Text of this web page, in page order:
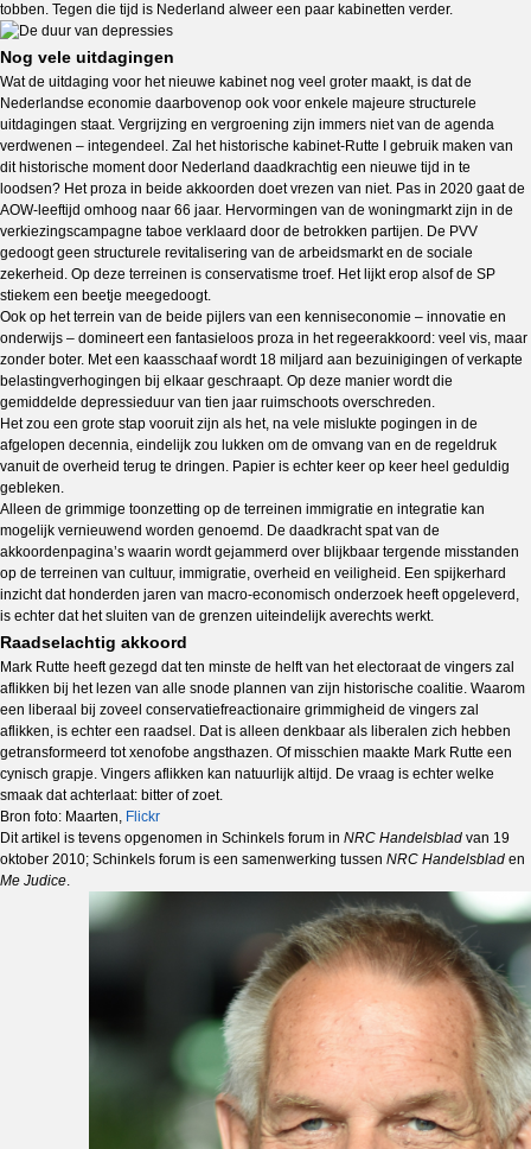
tobben. Tegen die tijd is Nederland alweer een paar kabinetten verder.
Nog vele uitdagingen
Wat de uitdaging voor het nieuwe kabinet nog veel groter maakt, is dat de
Nederlandse economie daarbovenop ook voor enkele majeure structurele
uitdagingen staat. Vergrijzing en vergroening zijn immers niet van de agenda
verdwenen – integendeel. Zal het historische kabinet-Rutte I gebruik maken van
dit historische moment door Nederland daadkrachtig een nieuwe tijd in te
loodsen? Het proza in beide akkoorden doet vrezen van niet. Pas in 2020 gaat de
AOW-leeftijd omhoog naar 66 jaar. Hervormingen van de woningmarkt zijn in de
verkiezingscampagne taboe verklaard door de betrokken partijen. De PVV
gedoogt geen structurele revitalisering van de arbeidsmarkt en de sociale
zekerheid. Op deze terreinen is conservatisme troef. Het lijkt erop alsof de SP
stiekem een beetje meegedoogt.
Ook op het terrein van de beide pijlers van een kenniseconomie – innovatie en
onderwijs – domineert een fantasieloos proza in het regeerakkoord: veel vis, maar
zonder boter. Met een kaasschaaf wordt 18 miljard aan bezuinigingen of verkapte
belastingverhogingen bij elkaar geschraapt. Op deze manier wordt die
gemiddelde depressieduur van tien jaar ruimschoots overschreden.
Het zou een grote stap vooruit zijn als het, na vele mislukte pogingen in de
afgelopen decennia, eindelijk zou lukken om de omvang van en de regeldruk
vanuit de overheid terug te dringen. Papier is echter keer op keer heel geduldig
gebleken.
Alleen de grimmige toonzetting op de terreinen immigratie en integratie kan
mogelijk vernieuwend worden genoemd. De daadkracht spat van de
akkoordenpagina’s waarin wordt gejammerd over blijkbaar tergende misstanden
op de terreinen van cultuur, immigratie, overheid en veiligheid. Een spijkerhard
inzicht dat honderden jaren van macro-economisch onderzoek heeft opgeleverd,
is echter dat het sluiten van de grenzen uiteindelijk averechts werkt.
Raadselachtig akkoord
Mark Rutte heeft gezegd dat ten minste de helft van het electoraat de vingers zal
aflikken bij het lezen van alle snode plannen van zijn historische coalitie. Waarom
een liberaal bij zoveel conservatiefreactionaire grimmigheid de vingers zal
aflikken, is echter een raadsel. Dat is alleen denkbaar als liberalen zich hebben
getransformeerd tot xenofobe angsthazen. Of misschien maakte Mark Rutte een
cynisch grapje. Vingers aflikken kan natuurlijk altijd. De vraag is echter welke
smaak dat achterlaat: bitter of zoet.
Bron foto: Maarten, Flickr
Dit artikel is tevens opgenomen in Schinkels forum in NRC Handelsblad van 19
oktober 2010; Schinkels forum is een samenwerking tussen NRC Handelsblad en
Me Judice.